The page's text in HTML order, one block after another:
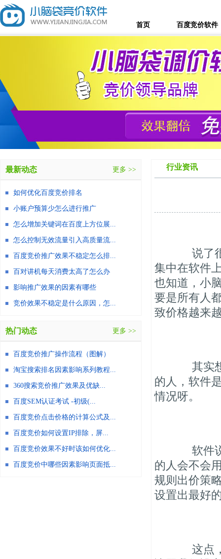
首页 百度竞价软件
行业资讯
说了很
集中在软件
也知道，小
要是所有人
致价格越来
其实想
的人，软件
情况呀。
软件说
的人会不会
规则出价策
设置出最好
这点，
最新动态 更多 >>
如何优化百度竞价排名
小账户预算少怎么进行推广
怎么增加关键词在百度上方位展...
怎么控制无效流量引入高质量流...
百度竞价推广效果不稳定怎么排...
百对讲机每天消费太高了怎么办
影响推广效果的因素有哪些
竞价效果不稳定是什么原因，怎...
热门动态 更多 >>
百度竞价推广操作流程（图解）
淘宝搜索排名因素影响系列教程...
360搜索竞价推广效果及优缺...
百度SEM认证考试 -初级(...
百度竞价点击价格的计算公式及...
百度竞价如何设置IP排除，屏...
百度竞价效果不好时该如何优化...
百度竞价中哪些因素影响页面抵...